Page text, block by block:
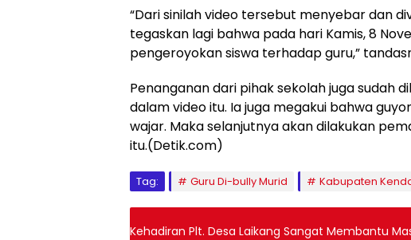
“Dari sinilah video tersebut menyebar dan
tegaskan lagi bahwa pada hari Kamis, 8
pengeroyokan siswa terhadap guru,”
Penanganan dari pihak sekolah juga sudah
dalam video itu. Ia juga megakui bahwa
wajar. Maka selanjutnya akan dilakukan
itu.(Detik.com)
Tag: Guru Di-bully Murid Kabupaten
Kehadiran Plt. Desa Laikang Sangat Membantu